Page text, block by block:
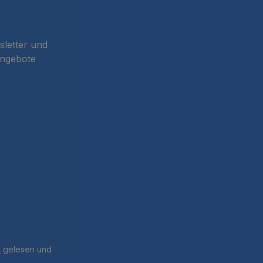
und
gelesen und